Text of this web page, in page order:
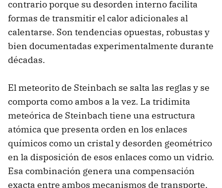
contrario porque su desorden interno facilita
formas de transmitir el calor adicionales al
calentarse. Son tendencias opuestas, robustas y
bien documentadas experimentalmente durante
décadas.
El meteorito de Steinbach se salta las reglas y se
comporta como ambos a la vez. La tridimita
meteórica de Steinbach tiene una estructura
atómica que presenta orden en los enlaces
químicos como un cristal y desorden geométrico
en la disposición de esos enlaces como un vidrio.
Esa combinación genera una compensación
exacta entre ambos mecanismos de transporte,